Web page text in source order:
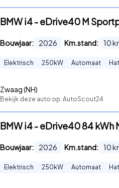
BMW i4 - eDrive40 M
Bouwjaar: 2026 Km.stand: 10
Elektrisch 250 kW Automaat
Zwaag (NH)
Bekijk deze auto op: AutoScout24
BMW i4 - eDrive40 84 kWh
Bouwjaar: 2026 Km.stand: 10
Elektrisch 250 kW Automaat